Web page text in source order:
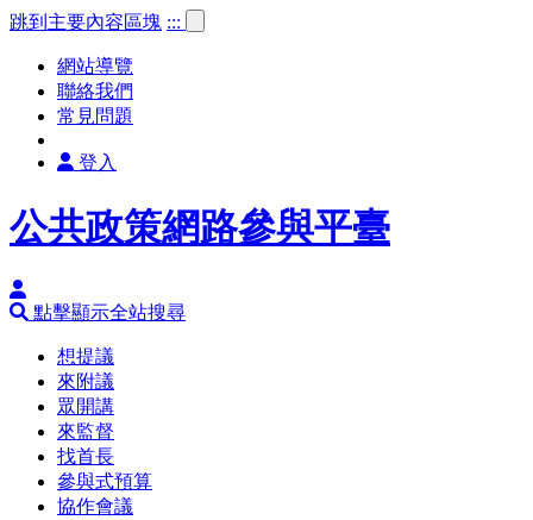
跳到主要內容區塊 :::
網站導覽
聯絡我們
常見問題
登入
公共政策網路參與平臺
點擊顯示全站搜尋
想提議
來附議
眾開講
來監督
找首長
參與式預算
協作會議